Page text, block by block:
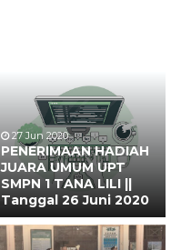
27 Jun 2020
PENERIMAAN HADIAH
JUARA UMUM UPT
SMPN 1 TANA LILI ||
Tanggal 26 Juni 2020